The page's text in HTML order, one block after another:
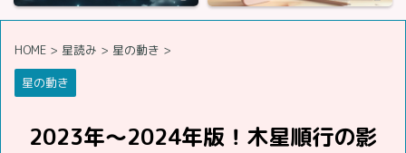
HOME > 星読み > 星の動き >
星の動き
2023年～2024年版！木星順行の影